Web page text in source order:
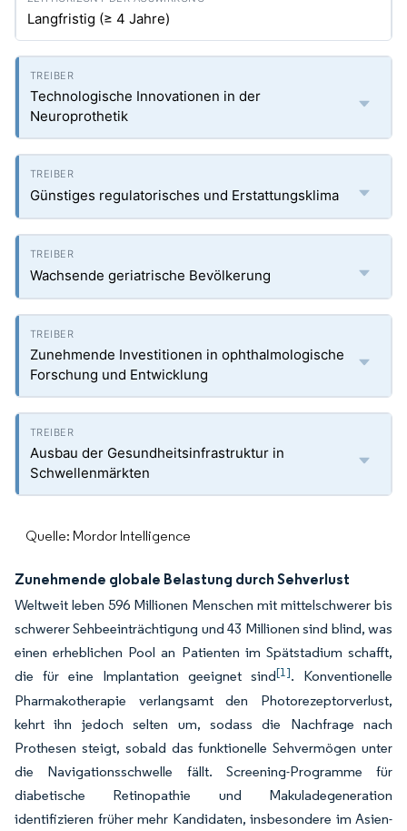
Langfristig (≥ 4 Jahre)
Technologische Innovationen in der
Neuroprothetik
Günstiges regulatorisches und Erstattungsklima
Wachsende geriatrische Bevölkerung
Zunehmende Investitionen in ophthalmologische
Forschung und Entwicklung
Ausbau der Gesundheitsinfrastruktur in
Schwellenmärkten
Quelle: Mordor Intelligence
Zunehmende globale Belastung durch Sehverlust
Weltweit leben 596 Millionen Menschen mit mittelschwerer bis
schwerer Sehbeeinträchtigung und 43 Millionen sind blind, was
einen erheblichen Pool an Patienten im Spätstadium schafft,
die für eine Implantation geeignet sind[1]. Konventionelle
Pharmakotherapie verlangsamt den Photorezeptorverlust,
kehrt ihn jedoch selten um, sodass die Nachfrage nach
Prothesen steigt, sobald das funktionelle Sehvermögen unter
die Navigationsschwelle fällt. Screening-Programme für
diabetische Retinopathie und Makuladegeneration
identifizieren früher mehr Kandidaten, insbesondere im Asien-